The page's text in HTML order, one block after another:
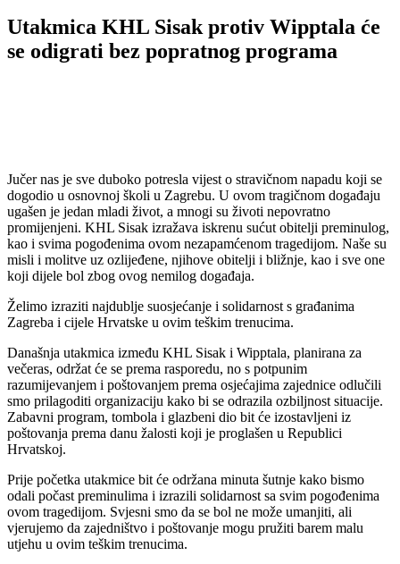
Utakmica KHL Sisak protiv Wipptala će
se odigrati bez popratnog programa
Jučer nas je sve duboko potresla vijest o stravičnom napadu koji se
dogodio u osnovnoj školi u Zagrebu. U ovom tragičnom događaju
ugašen je jedan mladi život, a mnogi su životi nepovratno
promijenjeni. KHL Sisak izražava iskrenu sućut obitelji preminulog,
kao i svima pogođenima ovom nezapamćenom tragedijom. Naše su
misli i molitve uz ozlijeđene, njihove obitelji i bližnje, kao i sve one
koji dijele bol zbog ovog nemilog događaja.
Želimo izraziti najdublje suosjećanje i solidarnost s građanima
Zagreba i cijele Hrvatske u ovim teškim trenucima.
Današnja utakmica između KHL Sisak i Wipptala, planirana za
večeras, održat će se prema rasporedu, no s potpunim
razumijevanjem i poštovanjem prema osjećajima zajednice odlučili
smo prilagoditi organizaciju kako bi se odrazila ozbiljnost situacije.
Zabavni program, tombola i glazbeni dio bit će izostavljeni iz
poštovanja prema danu žalosti koji je proglašen u Republici
Hrvatskoj.
Prije početka utakmice bit će održana minuta šutnje kako bismo
odali počast preminulima i izrazili solidarnost sa svim pogođenima
ovom tragedijom. Svjesni smo da se bol ne može umanjiti, ali
vjerujemo da zajedništvo i poštovanje mogu pružiti barem malu
utjehu u ovim teškim trenucima.